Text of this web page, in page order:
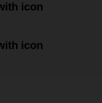
icon
icon